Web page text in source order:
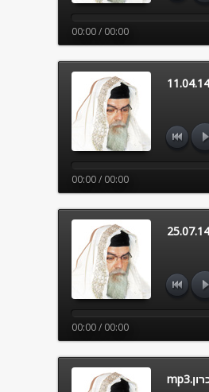
00:00 / 00:00
00:00 / 00:00
00:00 / 00:00